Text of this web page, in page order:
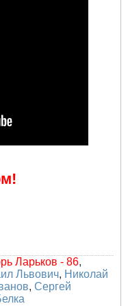
Ларьков - 86,
Львович, Николай
, Сергей